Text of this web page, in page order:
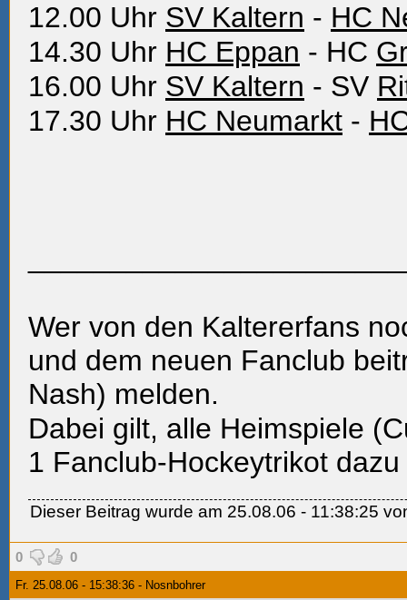
12.00 Uhr SV Kaltern - HC
14.30 Uhr HC Eppan - HC
16.00 Uhr SV Kaltern - SV
17.30 Uhr HC Neumarkt -
Wer von den Kaltererfans
und dem neuen Fanclub
Nash) melden.
Dabei gilt, alle Heimspiele
1 Fanclub-Hockeytrikot
Dieser Beitrag wurde am 25.08.06 - 11:38:25
0 0
Fr. 25.08.06 - 15:38:36 - Nosnbohrer